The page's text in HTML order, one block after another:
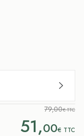
79,00€ TTC
51,00€ TTC